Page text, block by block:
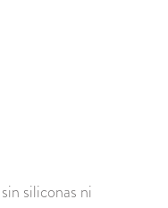
siliconas ni